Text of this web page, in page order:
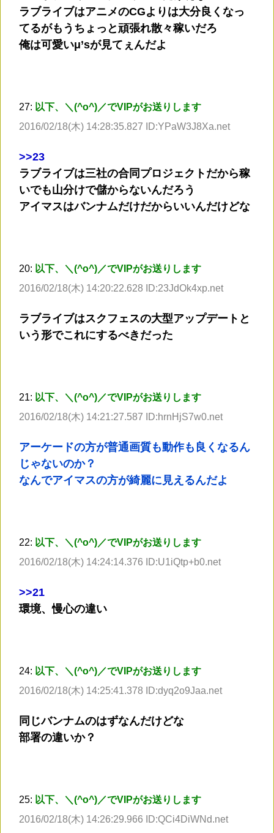
ラブライブはアニメのCGよりは大分良くなっ
てるがもうちょっと頑張れ散々稼いだろ
俺は可愛いμ’sが見てぇんだよ
27: 以下、＼(^o^)／でVIPがお送りします
2016/02/18(木) 14:28:35.827 ID:YPaW3J8Xa.net
>>23
ラブライブは三社の合同プロジェクトだから稼
いでも山分けで儲からないんだろう
アイマスはバンナムだけだからいいんだけどな
20: 以下、＼(^o^)／でVIPがお送りします
2016/02/18(木) 14:20:22.628 ID:23JdOk4xp.net
ラブライブはスクフェスの大型アップデートと
いう形でこれにするべきだった
21: 以下、＼(^o^)／でVIPがお送りします
2016/02/18(木) 14:21:27.587 ID:hrnHjS7w0.net
アーケードの方が普通画質も動作も良くなるん
じゃないのか？
なんでアイマスの方が綺麗に見えるんだよ
22: 以下、＼(^o^)／でVIPがお送りします
2016/02/18(木) 14:24:14.376 ID:U1iQtp+b0.net
>>21
環境、慢心の違い
24: 以下、＼(^o^)／でVIPがお送りします
2016/02/18(木) 14:25:41.378 ID:dyq2o9Jaa.net
同じバンナムのはずなんだけどな
部署の違いか？
25: 以下、＼(^o^)／でVIPがお送りします
2016/02/18(木) 14:26:29.966 ID:QCi4DiWNd.net